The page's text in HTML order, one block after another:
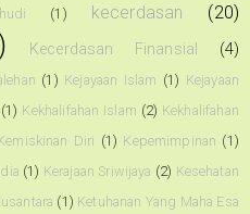
(1) kecerdasan (20)
Kecerdasan Finansial (4)
(1) Kejayaan Islam (1) Kejayaan
(1) Kekhalifahan Islam (2) Kekhalifahan
Diri (1) Kepemimpinan (1)
(1) Kerajaan Sriwijaya (2) Kesehatan
(1) Ketuhanan Yang Maha Esa